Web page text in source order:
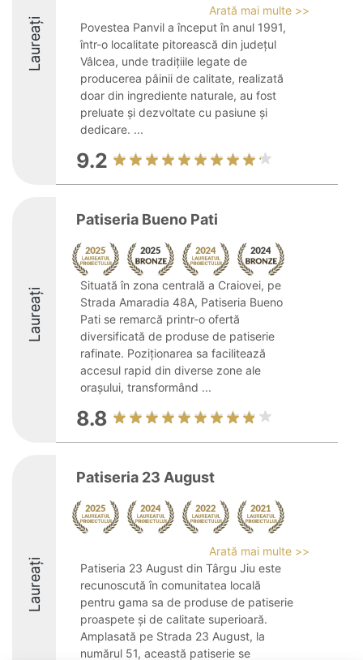
Laureați
Arată mai multe >>
Povestea Panvil a început în anul 1991,
într-o localitate pitorească din județul
Vâlcea, unde tradițiile legate de
producerea pâinii de calitate, realizată
doar din ingrediente naturale, au fost
preluate și dezvoltate cu pasiune și
dedicare. ...
9.2
Laureați
Patiseria Bueno Pati
Situată în zona centrală a Craiovei, pe
Strada Amaradia 48A, Patiseria Bueno
Pati se remarcă printr-o ofertă
diversificată de produse de patiserie
rafinate. Poziționarea sa facilitează
accesul rapid din diverse zone ale
orașului, transformând ...
8.8
Laureați
Patiseria 23 August
Arată mai multe >>
Patiseria 23 August din Târgu Jiu este
recunoscută în comunitatea locală
pentru gama sa de produse de patiserie
proaspete și de calitate superioară.
Amplasată pe Strada 23 August, la
numărul 51, această patiserie se